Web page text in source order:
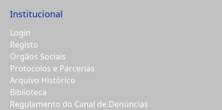
Institucional
Login
Registo
Órgãos Sociais
Protocolos e Parcerias
Arquivo Histórico
Biblioteca
Regulamento do Canal de Denúncias